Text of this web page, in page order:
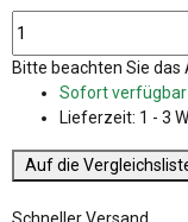
xBitte beachten Sie das
Sofort verfügbar
Lieferzeit: 1 - 3
Auf die